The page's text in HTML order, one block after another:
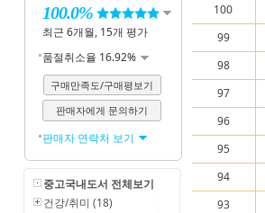
100.0%
최근 6개월, 15개 평가
품절취소율 16.92%
구매만족도/구매평보기
판매자에게 문의하기
판매자 연락처 보기
중고국내도서 전체보기
건강/취미 (18)
100
99
98
97
96
95
94
93